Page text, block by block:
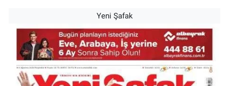
Yeni Şafak